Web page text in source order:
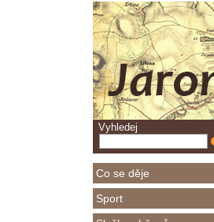
Vyhledej
Co se děje
Sport